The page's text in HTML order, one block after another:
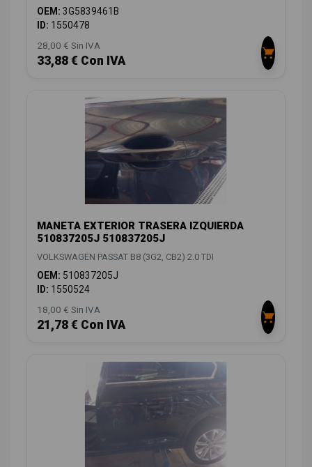
OEM: 3G5839461B
ID: 1550478
28,00 € Sin IVA
33,88 € Con IVA
MANETA EXTERIOR TRASERA IZQUIERDA
510837205J 510837205J
VOLKSWAGEN PASSAT B8 (3G2, CB2) 2.0 TDI
OEM: 510837205J
ID: 1550524
18,00 € Sin IVA
21,78 € Con IVA